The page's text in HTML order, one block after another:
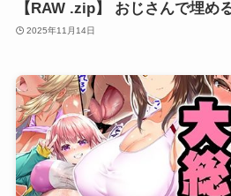
【RAW .zip】 おじさんで埋め
2025年11月14日